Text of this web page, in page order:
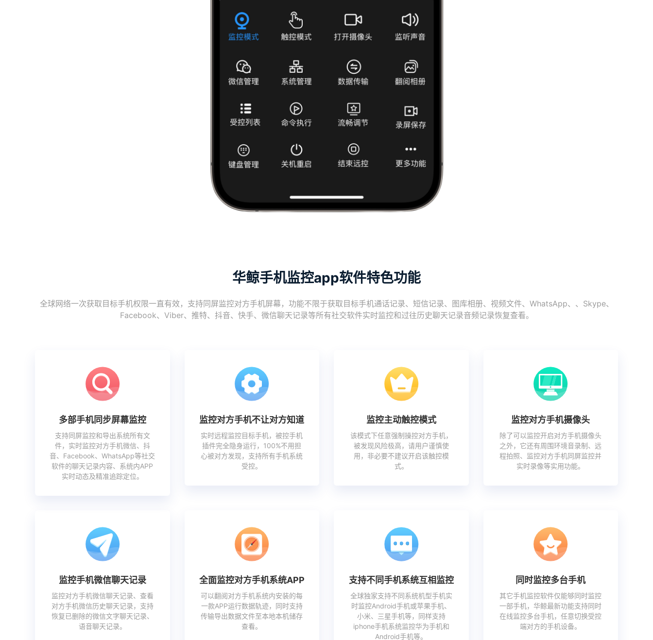
华鲸手机监控app软件特色功能
全球网络一次获取目标手机权限一直有效，支持同屏监控对方手机屏幕，功能不限于获取目标手机通话记录、短信记录、图库相册、视频文件、WhatsApp、、Skype、
Facebook、Viber、推特、抖音、快手、微信聊天记录等所有社交软件实时监控和过往历史聊天记录音频记录恢复查看。
多部手机同步屏幕监控
支持同屏监控和导出系统所有文
件，实时监控对方手机微信、抖
音、Facebook、WhatsApp等社交
软件的聊天记录内容、系统内APP
实时动态及精准追踪定位。
监控对方手机不让对方知道
实时远程监控目标手机，被控手机
插件完全隐身运行，100%不用担
心被对方发现，支持所有手机系统
受控。
监控主动触控模式
该模式下任意强制操控对方手机，
被发现风险极高，请用户谨慎使
用，非必要不建议开启该触控模
式。
监控对方手机摄像头
除了可以监控开启对方手机摄像头
之外，它还有周围环境音录制、远
程拍照、监控对方手机同屏监控并
实时录像等实用功能。
监控手机微信聊天记录
监控对方手机微信聊天记录、查看
对方手机微信历史聊天记录，支持
恢复已删除的微信文字聊天记录、
语音聊天记录。
全面监控对方手机系统APP
可以翻阅对方手机系统内安装的每
一款APP运行数据轨迹，同时支持
传输导出数据文件至本地本机储存
查看。
支持不同手机系统互相监控
全球独家支持不同系统机型手机实
时监控Android手机或苹果手机、
小米、三星手机等，同样支持
iphone手机系统监控华为手机和
Android手机等。
同时监控多台手机
其它手机监控软件仅能够同时监控
一部手机，华鲸最新功能支持同时
在线监控多台手机，任意切换受控
端对方的手机设备。